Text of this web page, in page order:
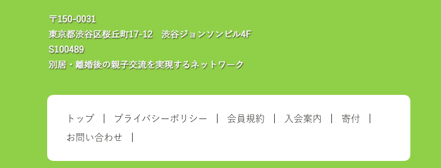
トップ プライバシーポリシー 会員規約 入会案内
寄付
お問い合わせ